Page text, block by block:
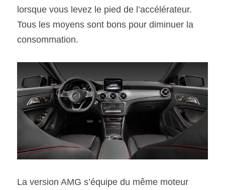
lorsque vous levez le pied de l’accélérateur.
Tous les moyens sont bons pour diminuer la
consommation.
La version AMG s’équipe du même moteur